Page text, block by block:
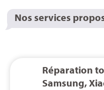
Nos services
Réparation
Samsung,